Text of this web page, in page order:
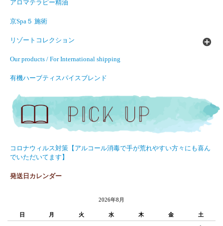
アロマテラピー精油
京Spa５ 施術
リゾートコレクション
Our products / For International shipping
有機ハーブティスパイスブレンド
コロナウィルス対策【アルコール消毒で手が荒れやすい方々にも喜ん
でいただいてます】
発送日カレンダー
2026年8月
日 月 火 水 木 金 土